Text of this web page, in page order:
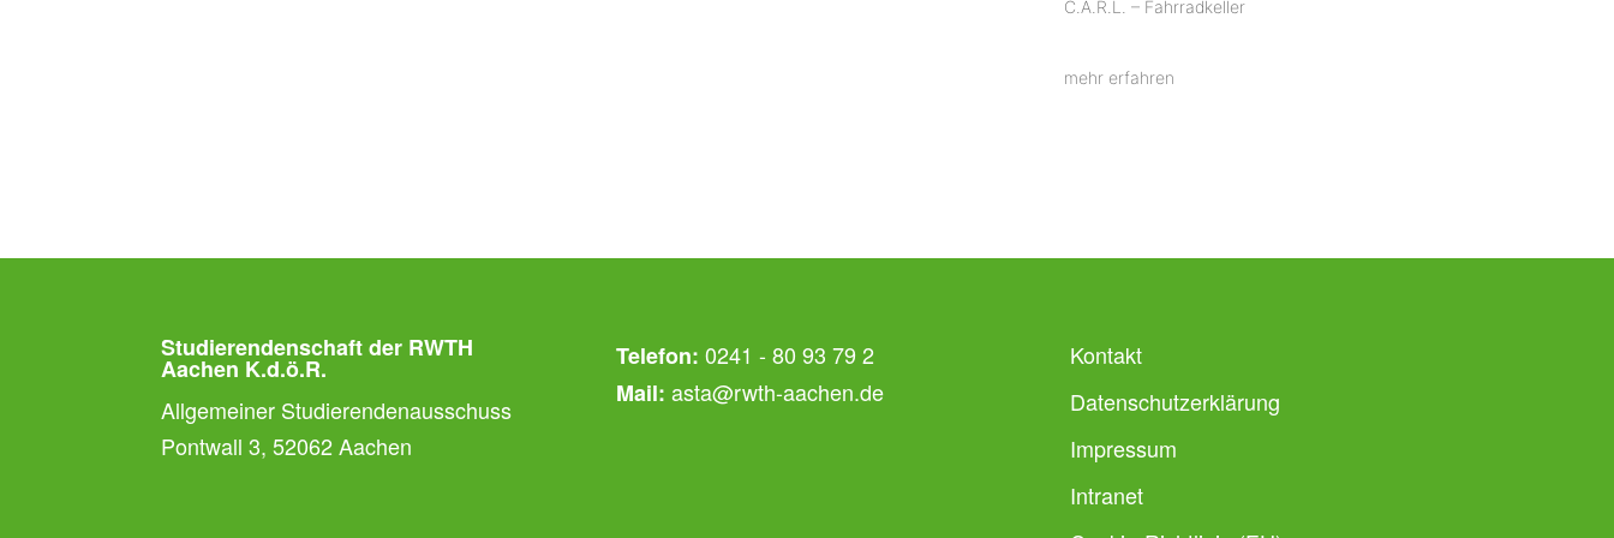
C.A.R.L. – Fahrradkeller
mehr erfahren
Studierendenschaft der RWTH
Aachen K.d.ö.R.
Allgemeiner Studierendenausschuss
Pontwall 3, 52062 Aachen
Telefon: 0241 - 80 93 79 2
Mail: asta@rwth-aachen.de
Kontakt
Datenschutzerklärung
Impressum
Intranet